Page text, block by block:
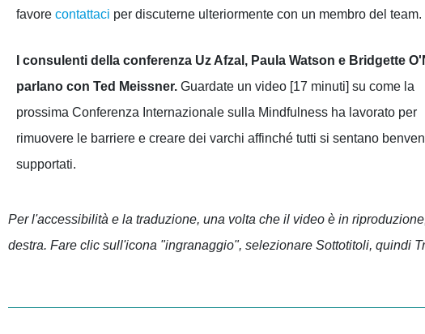
favore contattaci per discuterne ulteriormente con un membro del team.
I consulenti della conferenza Uz Afzal, Paula Watson e Bridgette
parlano con Ted Meissner. Guardate un video [17 minuti] su come la
prossima Conferenza Internazionale sulla Mindfulness ha lavorato per
rimuovere le barriere e creare dei varchi affinché tutti si sentano
supportati.
Per l'accessibilità e la traduzione, una volta che il video è in
destra. Fare clic sull'icona "ingranaggio", selezionare Sottotitoli, quindi